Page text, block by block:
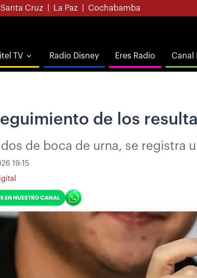
Santa Cruz La Paz Cochabamba
TV Radio Disney Eres Radio Canal
de los
de boca de urna, se registra
19:15